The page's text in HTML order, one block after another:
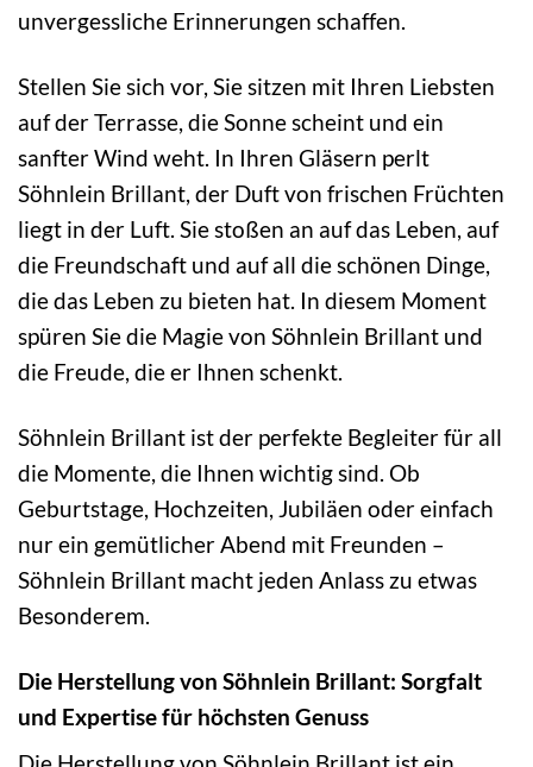
unvergessliche Erinnerungen schaffen.
Stellen Sie sich vor, Sie sitzen mit Ihren Liebsten
auf der Terrasse, die Sonne scheint und ein
sanfter Wind weht. In Ihren Gläsern perlt
Söhnlein Brillant, der Duft von frischen Früchten
liegt in der Luft. Sie stoßen an auf das Leben, auf
die Freundschaft und auf all die schönen Dinge,
die das Leben zu bieten hat. In diesem Moment
spüren Sie die Magie von Söhnlein Brillant und
die Freude, die er Ihnen schenkt.
Söhnlein Brillant ist der perfekte Begleiter für all
die Momente, die Ihnen wichtig sind. Ob
Geburtstage, Hochzeiten, Jubiläen oder einfach
nur ein gemütlicher Abend mit Freunden –
Söhnlein Brillant macht jeden Anlass zu etwas
Besonderem.
Die Herstellung von Söhnlein Brillant: Sorgfalt
und Expertise für höchsten Genuss